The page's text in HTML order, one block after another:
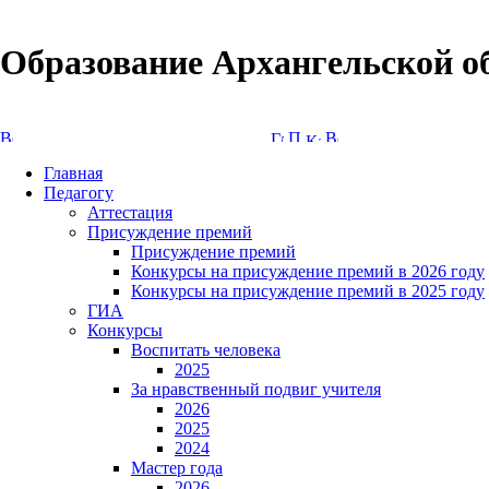
Образование Архангельской
Главная
Педагогу
Аттестация
Присуждение премий
Присуждение премий
Конкурсы на присуждение премий в 2026 году
Конкурсы на присуждение премий в 2025 году
ГИА
Конкурсы
Воспитать человека
2025
За нравственный подвиг учителя
2026
2025
2024
Мастер года